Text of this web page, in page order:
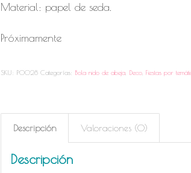
Material: papel de seda.
Próximamente
SKU: P0028 Categorías: Bola nido de abeja Deco ,Fiestas por
Descripción Valoraciones (0)
Descripción